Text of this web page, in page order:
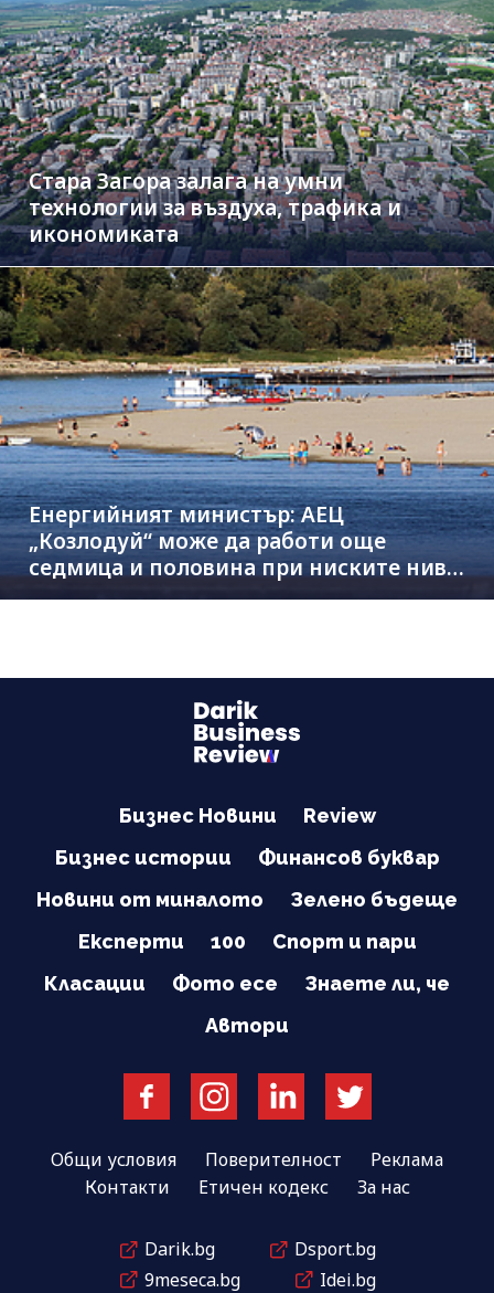
Стара Загора залага на умни
технологии за въздуха, трафика и
икономиката
Енергийният министър: АЕЦ
„Козлодуй“ може да работи още
седмица и половина при ниските нива
на Дунав
Бизнес Новини
Review
Бизнес истории
Финансов буквар
Новини от миналото
Зелено бъдеще
Експерти
100
Спорт и пари
Класации
Фото есе
Знаете ли, че
Автори
Общи условия Поверителност
Реклама
Контакти
Етичен кодекс За нас
Darik.bg
Dsport.bg
9meseca.bg
Idei.bg